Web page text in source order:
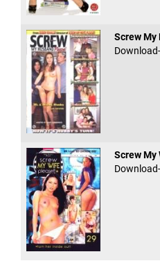
Screw My
Screw My